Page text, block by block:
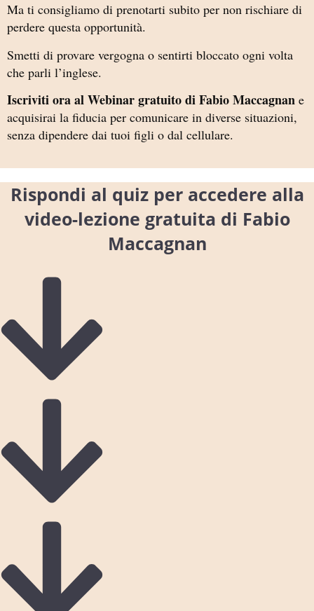
Ma ti consigliamo di prenotarti subito per non rischiare di
perdere questa opportunità.
Smetti di provare vergogna o sentirti bloccato ogni volta
che parli l’inglese.
Iscriviti ora al Webinar gratuito di Fabio Maccagnan e
acquisirai la fiducia per comunicare in diverse situazioni,
senza dipendere dai tuoi figli o dal cellulare.
Rispondi al quiz per accedere alla
video-lezione gratuita di Fabio
Maccagnan